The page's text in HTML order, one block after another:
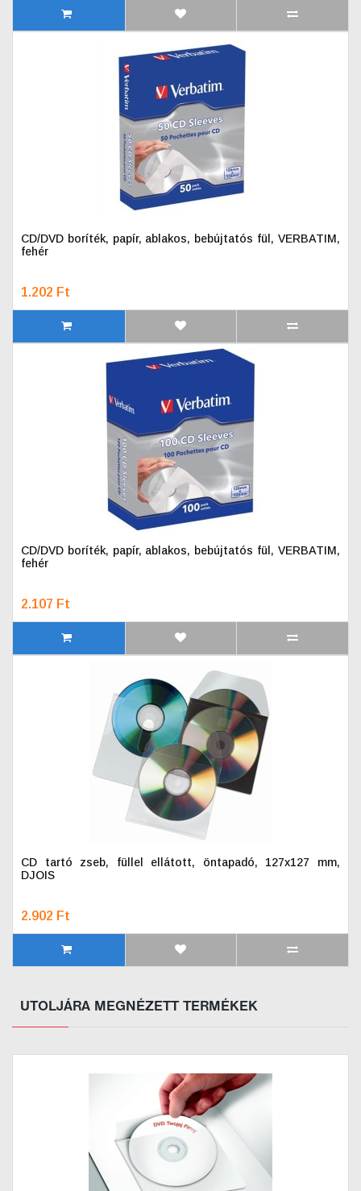
CD/DVD boríték, papír, ablakos, bebújtatós fül, VERBATIM,
fehér
1.202 Ft
CD/DVD boríték, papír, ablakos, bebújtatós fül, VERBATIM,
fehér
2.107 Ft
CD tartó zseb, füllel ellátott, öntapadó, 127x127 mm,
DJOIS
2.902 Ft
UTOLJÁRA MEGNÉZETT TERMÉKEK